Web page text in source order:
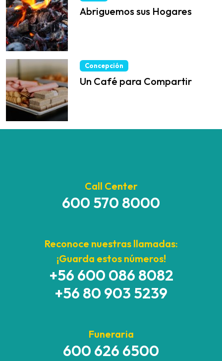
Abriguemos sus Hogares
Concepción
Un Café para Compartir
Call Center
600 570 8000
Reconoce nuestras llamadas:
¡Guarda estos números!
+56 600 086 8082
+56 80 903 5239
Funeraria
600 626 6500